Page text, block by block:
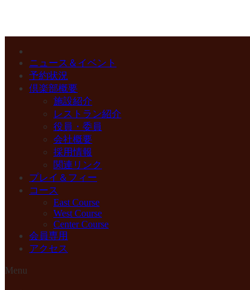
ニュース＆イベント
予約状況
倶楽部概要
施設紹介
レストラン紹介
役員・委員
会社概要
採用情報
関連リンク
プレイ＆フィー
コース
East Course
West Course
Center Course
会員専用
アクセス
Menu